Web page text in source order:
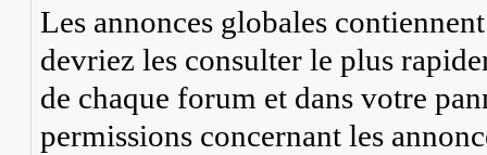
Les annonces globales
devriez les consulter le plus
de chaque forum et dans votre
permissions concernant les